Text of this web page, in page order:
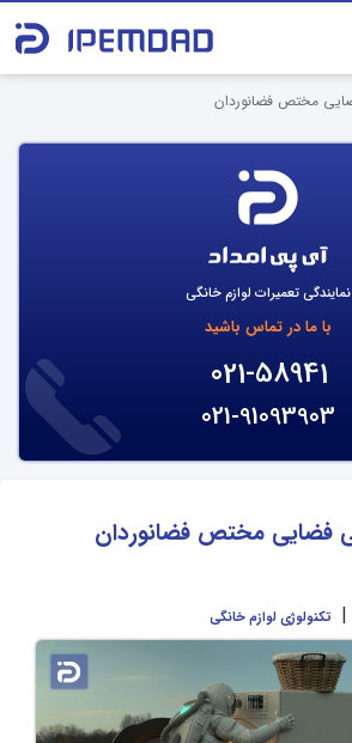
مختص فضانوردان
نمایندگی تعمیرات لوازم خانگی
با ما در تماس باشید
021-58941
021-91093903
فضایی مختص فضانوردان
| تکنولوژی لوازم خانگی